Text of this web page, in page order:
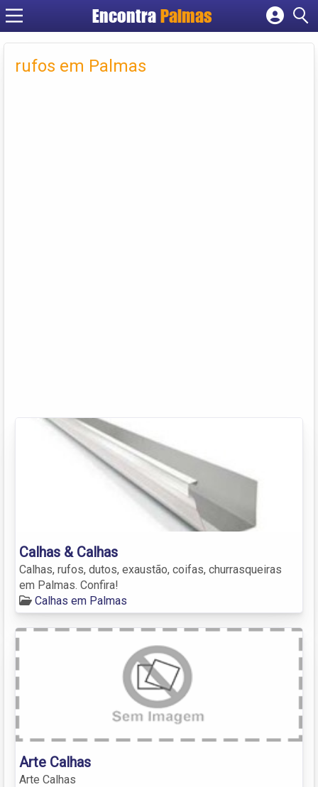
Encontra Palmas
Cadastrar empresa
Criar conta
rufos em Palmas
Calhas & Calhas
Calhas, rufos, dutos, exaustão, coifas, churrasqueiras
em Palmas. Confira!
Calhas em Palmas
Arte Calhas
Arte Calhas